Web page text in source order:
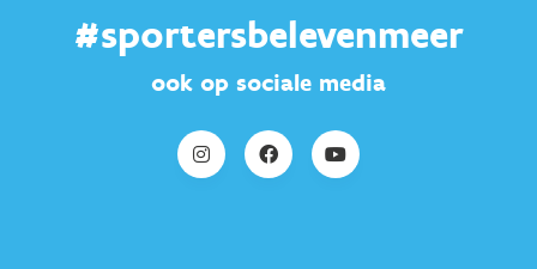
#sportersbelevenmeer
ook op sociale media